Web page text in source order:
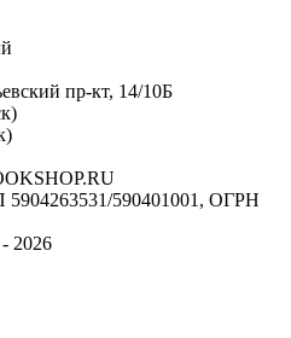
пр-кт, 14/10Б
590401001, ОГРН
2026